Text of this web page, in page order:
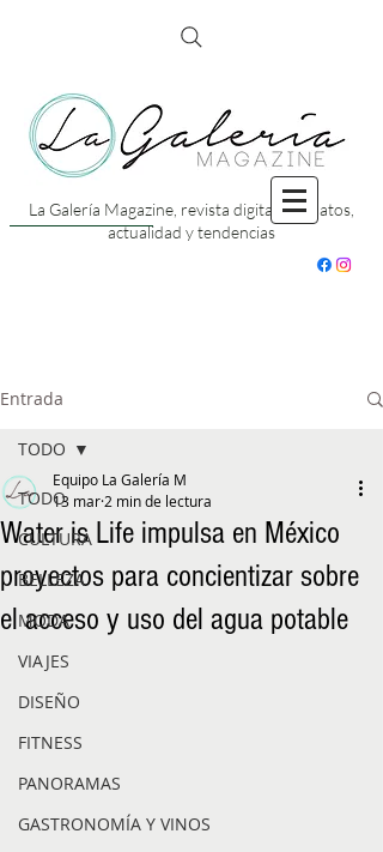
La Galería Magazine, revista digital con datos,
actualidad y tendencias
Entrada
TODO
CULTURA
BELLEZA
MODA
VIAJES
DISEÑO
FITNESS
PANORAMAS
GASTRONOMÍA Y VINOS
TODO
Water is Life impulsa en México
proyectos para concientizar sobre
el acceso y uso del agua potable
Equipo La Galería M
13 mar 2 min de lectura